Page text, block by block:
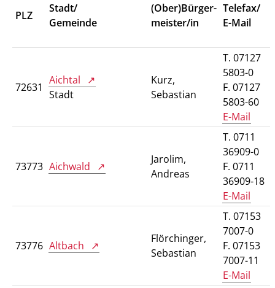
PLZ
Stadt/
Gemeinde
(Ober)Bürger-
meister/in
Telefax/
E-Mail
72631
Aichtal
Stadt
Kurz,
Sebastian
T. 07127
5803-0
F. 07127
5803-60
E-Mail
73773 Aichwald
Jarolim,
Andreas
T. 0711
36909-0
F. 0711
36909-18
E-Mail
73776 Altbach
Flörchinger,
Sebastian
T. 07153
7007-0
F. 07153
7007-11
E-Mail